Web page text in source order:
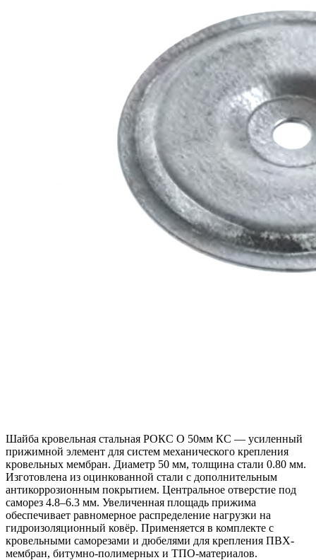
Шайба кровельная стальная РОКС O 50мм КС — усиленный
прижимной элемент для систем механического крепления
кровельных мембран. Диаметр 50 мм, толщина стали 0.80 мм.
Изготовлена из оцинкованной стали с дополнительным
антикоррозионным покрытием. Центральное отверстие под
саморез 4.8–6.3 мм. Увеличенная площадь прижима
обеспечивает равномерное распределение нагрузки на
гидроизоляционный ковёр. Применяется в комплекте с
кровельными саморезами и дюбелями для крепления ПВХ-
мембран, битумно-полимерных и ТПО-материалов.